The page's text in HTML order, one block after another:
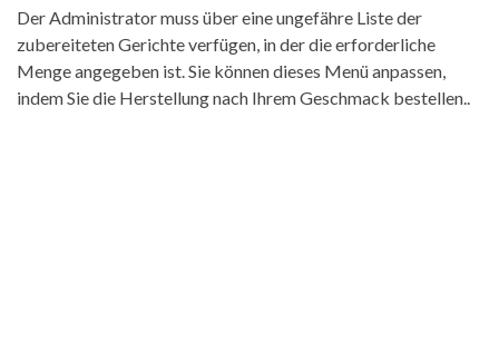
Der Administrator muss über eine ungefähre Liste der
zubereiteten Gerichte verfügen, in der die erforderliche
Menge angegeben ist. Sie können dieses Menü anpassen,
indem Sie die Herstellung nach Ihrem Geschmack bestellen..